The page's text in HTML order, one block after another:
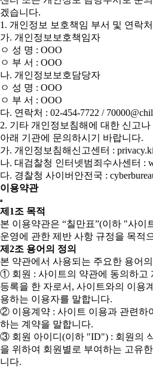
겠습니다.
1. 개인정보 보호책임 부서 및 연락처
가. 개인정보보호책임자
ㅇ 성 명 : OOO
ㅇ 부 서 : OOO
나. 개인정보보호담당자
ㅇ 성 명 : OOO
ㅇ 부 서 : OOO
다. 연락처 : 02-454-7722 /
2. 기타 개인정보침해에 대한 신고
아래 기관에 문의하시기 바랍니다.
가. 개인정보침해신고센터 :
나. 대검찰청 인터넷범죄수사센터 :
다. 경찰청 사이버안전국 :
이용약관
제1조 목적
본 이용약관은 “칠만표”(이하 "사이
운영에 관한 제반 사항 규정을 목적
제2조 용어의 정의
본 약관에서 사용되는 주요한 용어
① 회원 : 사이트의 약관에 동의하고
등록을 한 자로서, 사이트와의 이용
용하는 이용자를 말합니다.
② 이용계약 : 사이트 이용과 관련하
하는 계약을 말합니다.
③ 회원 아이디(이하 "ID") : 회원의
을 위하여 회원별로 부여하는 고유
니다.